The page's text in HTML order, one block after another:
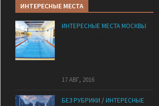
ИНТЕРЕСНЫЕ МЕСТА
ИНТЕРЕСНЫЕ МЕСТА МОСКВЫ
17 АВГ, 2016
БЕЗ РУБРИКИ /ИНТЕРЕСНЫЕ